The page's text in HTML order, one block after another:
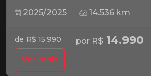
2025/2025 14.536 km
de R$ 15.990 por R$ 14.990
Ver mais